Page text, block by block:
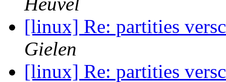
[linux] Re: partities
Gielen
[linux] Re: partities